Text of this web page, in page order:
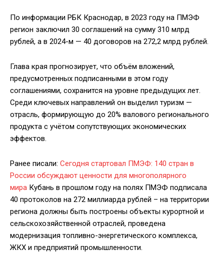
По информации РБК Краснодар, в 2023 году на ПМЭФ
регион заключил 30 соглашений на сумму 310 млрд
рублей, а в 2024-м — 40 договоров на 272,2 млрд рублей.
Глава края прогнозирует, что объём вложений,
предусмотренных подписанными в этом году
соглашениями, сохранится на уровне предыдущих лет.
Среди ключевых направлений он выделил туризм —
отрасль, формирующую до 20% валового регионального
продукта с учётом сопутствующих экономических
эффектов.
Ранее писали: Сегодня стартовал ПМЭФ: 140 стран в
России обсуждают ценности для многополярного
мира Кубань в прошлом году на полях ПМЭФ подписала
40 протоколов на 272 миллиарда рублей – на территории
региона должны быть построены объекты курортной и
сельскохозяйственной отраслей, проведена
модернизация топливно-энергетического комплекса,
ЖКХ и предприятий промышленности.